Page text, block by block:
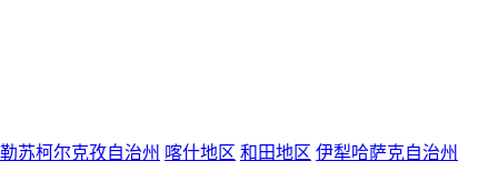
苏柯尔克孜自治州 喀什地区 和田地区 伊犁哈萨克自治州